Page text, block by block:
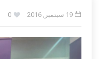
19 سبتمبر, 2016 0